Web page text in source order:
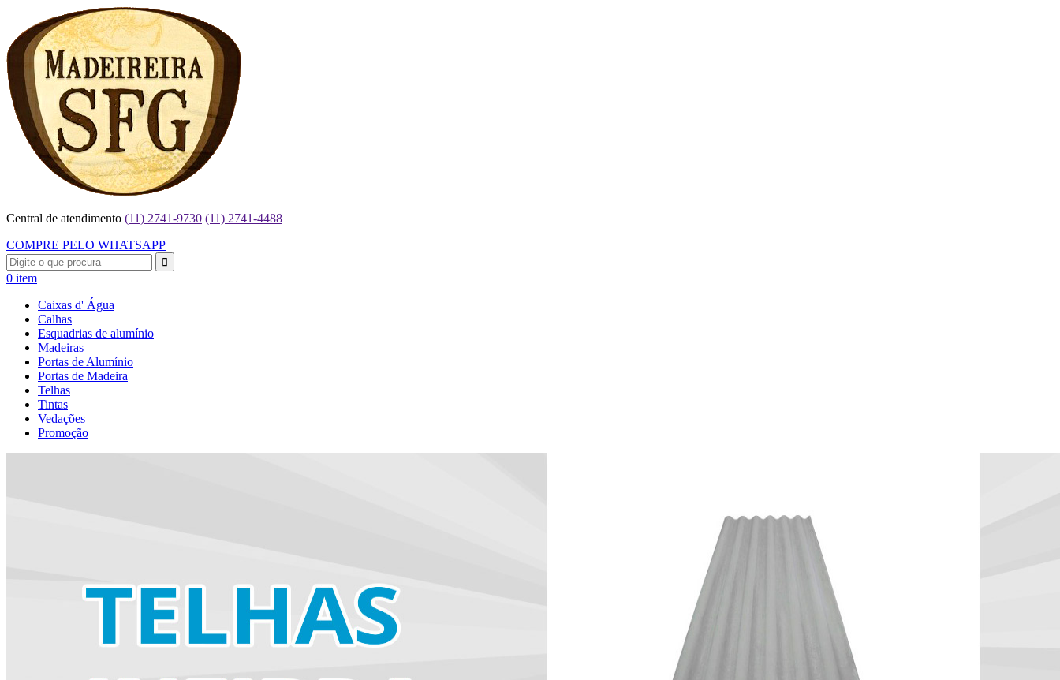
Central de atendimento (11) 2741-9730 (11) 2741-4488
COMPRE PELO WHATSAPP
0 item
Caixas d' Água
Calhas
Esquadrias de alumínio
Madeiras
Portas de Alumínio
Portas de Madeira
Telhas
Tintas
Vedações
Promoção